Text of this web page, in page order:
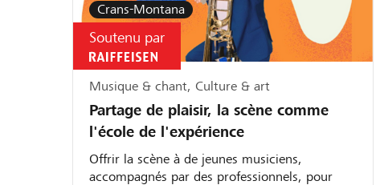
Crans-Montana
Soutenu par
Musique & chant, Culture & art
Partage de plaisir, la scène comme
l'école de l'expérience
Offrir la scène à de jeunes musiciens,
accompagnés par des professionnels, pour